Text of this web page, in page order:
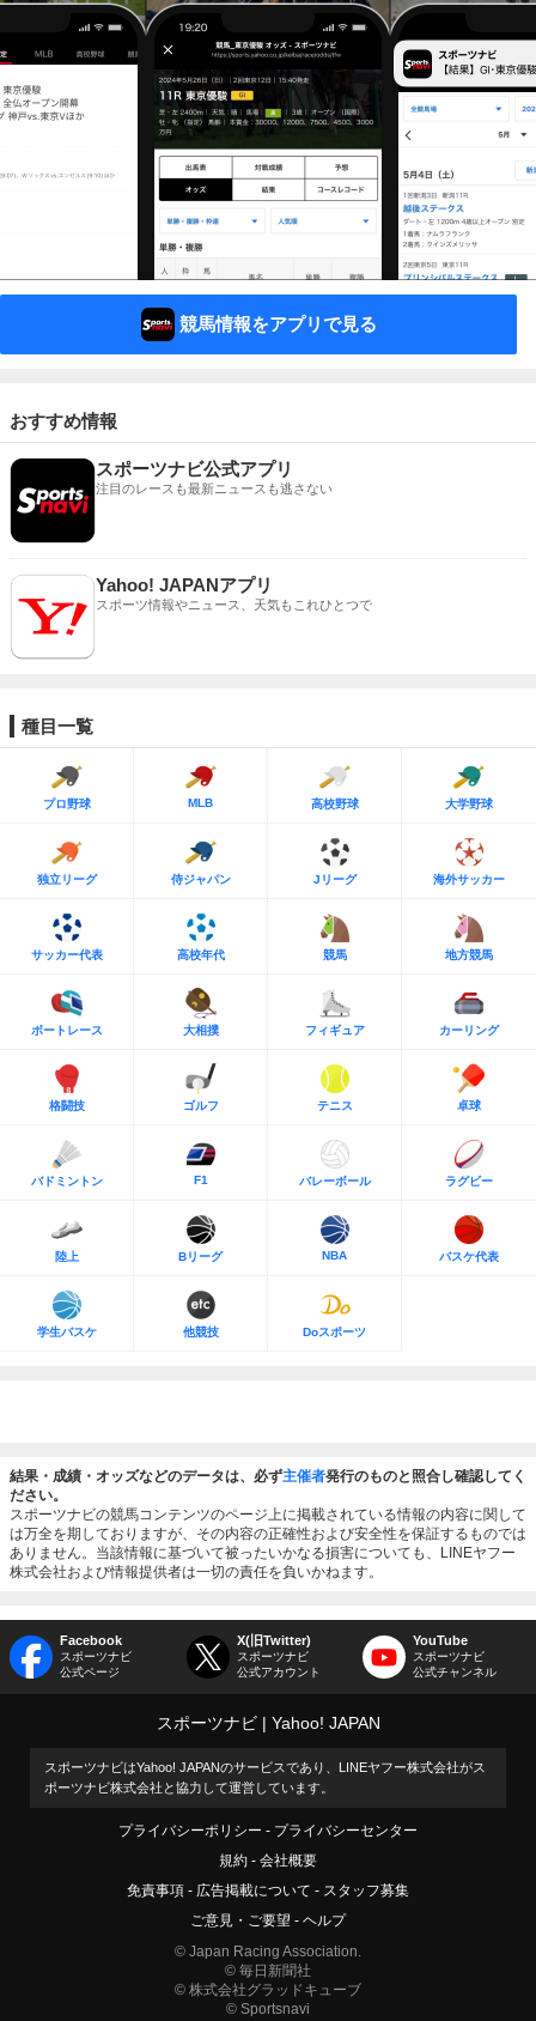
競馬情報をアプリで見る
おすすめ情報
スポーツナビ公式アプリ
注目のレースも最新ニュースも逃さない
Yahoo! JAPANアプリ
スポーツ情報やニュース、天気もこれひとつで
種目一覧
プロ野球 MLB 高校野球 大学野球
独立リーグ 侍ジャパン Jリーグ 海外サッカー
サッカー代表 高校年代 競馬 地方競馬
ボートレース 大相撲 フィギュア カーリング
格闘技 ゴルフ テニス 卓球
バドミントン F1 バレーボール ラグビー
陸上 Bリーグ NBA バスケ代表
学生バスケ 他競技 Doスポーツ
結果・成績・オッズなどのデータは、必ず主催者発行のものと照合し確認してく
ださい。
スポーツナビの競馬コンテンツのページ上に掲載されている情報の内容に関して
は万全を期しておりますが、その内容の正確性および安全性を保証するものでは
ありません。当該情報に基づいて被ったいかなる損害についても、LINEヤフー
株式会社および情報提供者は一切の責任を負いかねます。
Facebook
スポーツナビ
公式ページ
X(旧Twitter)
スポーツナビ
公式アカウント
YouTube
スポーツナビ
公式チャンネル
スポーツナビ Yahoo! JAPAN
スポーツナビはYahoo! JAPANのサービスであり、LINEヤフー株式会社がス
ポーツナビ株式会社と協力して運営しています。
プライバシーポリシー
プライバシーセンター
規約
会社概要
免責事項
広告掲載について
スタッフ募集
ご意見・ご要望
ヘルプ
© Japan Racing Association.
© 毎日新聞社
© 株式会社グラッドキューブ
© Sportsnavi